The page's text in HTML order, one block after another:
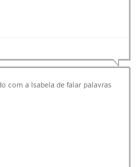
com a Isabela de falar palavras